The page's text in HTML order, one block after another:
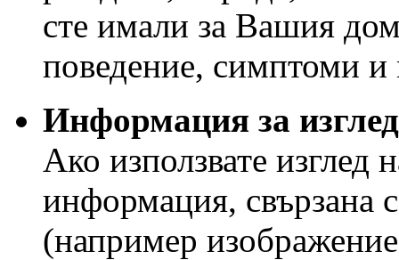
сте имали за Вашия
поведение, симптоми
Информация за
Ако използвате изглед
информация, свързана
(например